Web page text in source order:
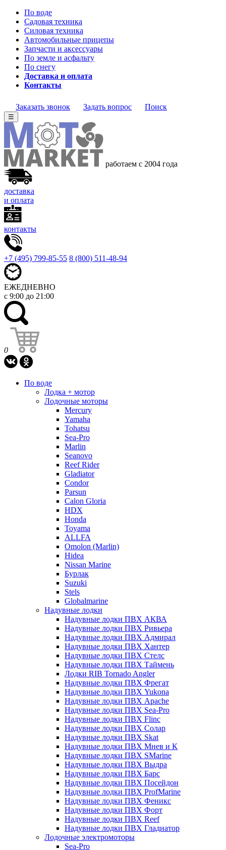
По воде
Садовая техника
Силовая техника
Автомобильные прицепы
Запчасти и аксессуары
По земле и асфальту
По снегу
Доставка и оплата
Контакты
Заказать звонок Задать вопрос Поиск
☰
работаем с 2004 года
доставка
и оплата
контакты
+7 (495) 799-85-55 8 (800) 511-48-94
ЕЖЕДНЕВНО
с 9:00 до 21:00
0
По воде
Лодка + мотор
Лодочные моторы
Mercury
Yamaha
Tohatsu
Sea-Pro
Marlin
Seanovo
Reef Rider
Gladiator
Condor
Parsun
Calon Gloria
HDX
Honda
Toyama
ALLFA
Omolon (Marlin)
Hidea
Nissan Marine
Бурлак
Suzuki
Stels
Globalmarine
Надувные лодки
Надувные лодки ПВХ АКВА
Надувные лодки ПВХ Ривьера
Надувные лодки ПВХ Адмирал
Надувные лодки ПВХ Хантер
Надувные лодки ПВХ Стелс
Надувные лодки ПВХ Таймень
Лодки RIB Tornado Angler
Надувные лодки ПВХ Фрегат
Надувные лодки ПВХ Yukona
Надувные лодки ПВХ Apache
Надувные лодки ПВХ Sea-Pro
Надувные лодки ПВХ Flinc
Надувные лодки ПВХ Солар
Надувные лодки ПВХ Skat
Надувные лодки ПВХ Мнев и К
Надувные лодки ПВХ SMarine
Надувные лодки ПВХ Выдра
Надувные лодки ПВХ Барс
Надувные лодки ПВХ Посейдон
Надувные лодки ПВХ ProfMarine
Надувные лодки ПВХ Феникс
Надувные лодки ПВХ Форт
Надувные лодки ПВХ Reef
Надувные лодки ПВХ Гладиатор
Лодочные электромоторы
Sea-Pro